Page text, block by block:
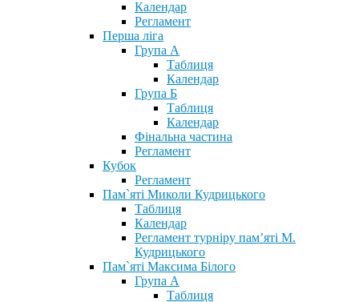
Календар
Регламент
Перша ліга
Група А
Таблиця
Календар
Група Б
Таблиця
Календар
Фінальна частина
Регламент
Кубок
Регламент
Пам`яті Миколи Кудрицького
Таблиця
Календар
Регламент турніру пам’яті М.
Кудрицького
Пам`яті Максима Білого
Група А
Таблиця